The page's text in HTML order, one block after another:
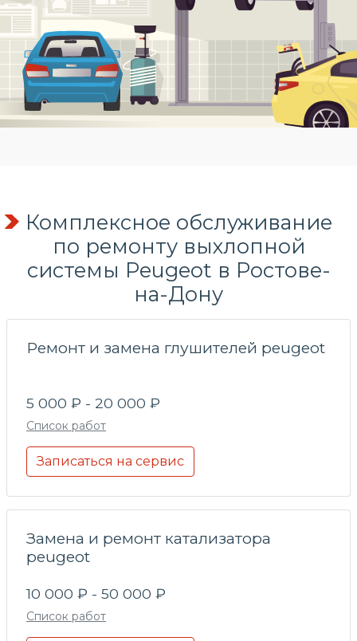
Комплексное обслуживание
по ремонту выхлопной
системы Peugeot в Ростове-
на-Дону
Ремонт и замена глушителей peugeot
5 000 ₽ - 20 000 ₽
Список работ
Записаться на сервис
Замена и ремонт катализатора
peugeot
10 000 ₽ - 50 000 ₽
Список работ